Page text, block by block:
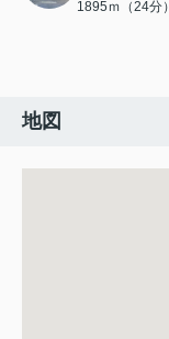
1895ｍ（24分）
地図